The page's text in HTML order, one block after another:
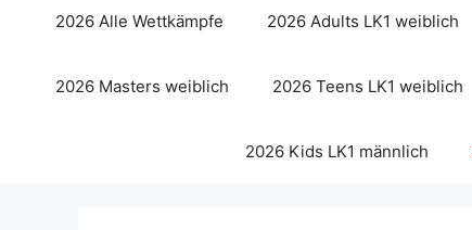
2026 Alle Wettkämpfe 2026 Adults LK1 weiblich
2026 Masters weiblich 2026 Teens LK1 weiblich
2026 Kids LK1 männlich